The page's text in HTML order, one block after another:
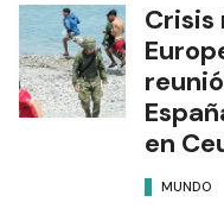
Crisis
en
MUNDO